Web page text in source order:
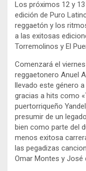
Los próximos 12 y
edición de Puro
reggaetón y los
a las exitosas
Torremolinos y El
Comenzará el
reggaetonero Anuel
llevado este género
gracias a hits como
puertorriqueño
presumir de un
bien como parte del
menos exitosa
las pegadizas
Omar Montes y José